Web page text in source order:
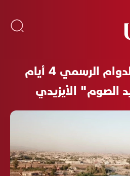
نينوى تعطّل الدوام الرسمي 4 أيام
الصوم" الأيزيدي